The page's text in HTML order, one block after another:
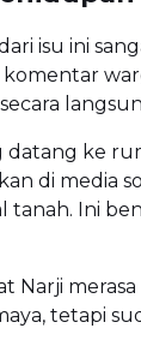
isu ini
datang ke
di media
tanah. Ini
Narji
tetapi